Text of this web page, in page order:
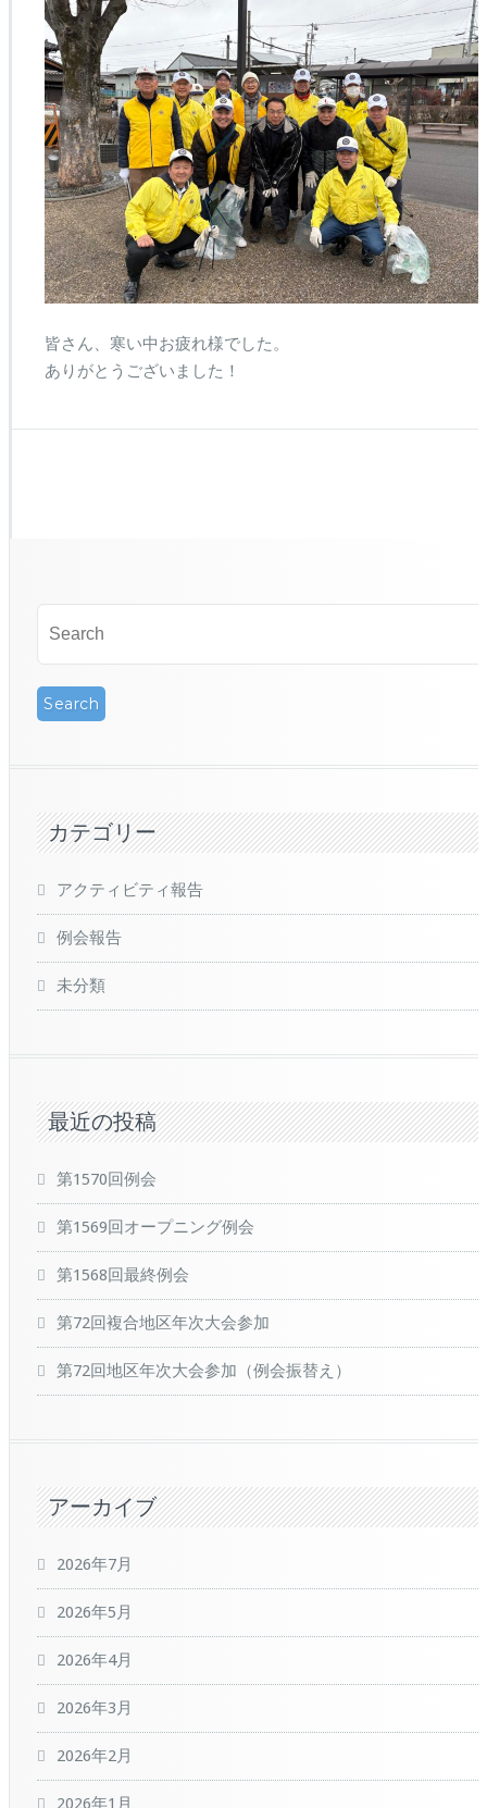
皆さん、寒い中お疲れ様でした。
ありがとうございました！
カテゴリー
アクティビティ報告
例会報告
未分類
最近の投稿
第1570回例会
第1569回オープニング例会
第1568回最終例会
第72回複合地区年次大会参加
第72回地区年次大会参加（例会振替え）
アーカイブ
2026年7月
2026年5月
2026年4月
2026年3月
2026年2月
2026年1月